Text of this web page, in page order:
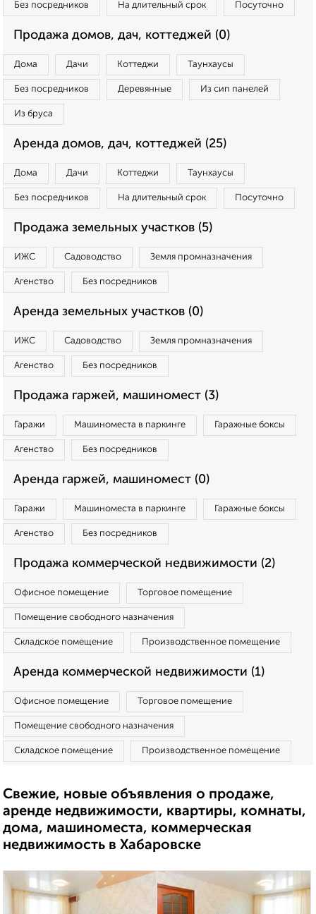
Без посредников На длительный срок Посуточно
Продажа домов, дач, коттеджей (0)
Дома Дачи Коттеджи Таунхаусы
Без посредников Деревянные Из сип панелей
Из бруса
Аренда домов, дач, коттеджей (25)
Дома Дачи Коттеджи Таунхаусы
Без посредников На длительный срок Посуточно
Продажа земельных участков (5)
ИЖС Садоводство Земля промназначения
Агенство Без посредников
Аренда земельных участков (0)
ИЖС Садоводство Земля промназначения
Агенство Без посредников
Продажа гаржей, машиномест (3)
Гаражи Машиноместа в паркинге Гаражные боксы
Агенство Без посредников
Аренда гаржей, машиномест (0)
Гаражи Машиноместа в паркинге Гаражные боксы
Агенство Без посредников
Продажа коммерческой недвижимости (2)
Офисное помещение Торговое помещение
Помещение свободного назначения
Складское помещение Производственное помещение
Аренда коммерческой недвижимости (1)
Офисное помещение Торговое помещение
Помещение свободного назначения
Складское помещение Производственное помещение
Свежие, новые объявления о продаже,
аренде недвижимости, квартиры, комнаты,
дома, машиноместа, коммерческая
недвижимость в Хабаровске